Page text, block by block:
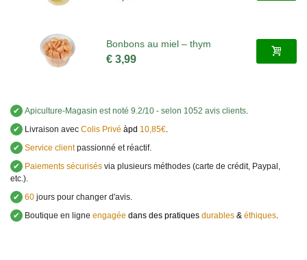
Bonbons au miel – thym
€ 3,99
✔ Apiculture-Magasin est noté 9.2/10 - selon 1052 avis clients.
✔
Livraison avec Colis Privé àpd 10,85€.
✔ Service clientpassionné et réactif.
✔
Paiements sécurisés via plusieurs méthodes (carte de crédit, Paypal,
etc.).
✔ 60 jours pour changer d'avis.
✔
Boutique en ligne engagée dans des pratiques durables & éthiques.